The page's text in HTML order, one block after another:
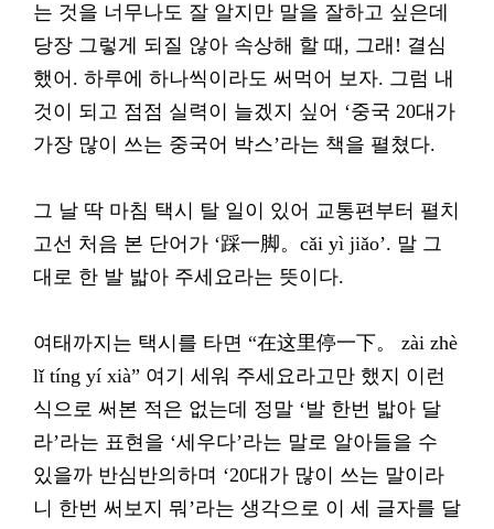
는 것을 너무나도 잘 알지만 말을 잘하고 싶은데
당장 그렇게 되질 않아 속상해 할 때, 그래! 결심
했어. 하루에 하나씩이라도 써먹어 보자. 그럼 내
것이 되고 점점 실력이 늘겠지 싶어 ‘중국 20대가
가장 많이 쓰는 중국어 박스’라는 책을 펼쳤다.
그 날 딱 마침 택시 탈 일이 있어 교통편부터 펼치
고선 처음 본 단어가 ‘踩一脚。cǎi yì jiǎo’. 말 그
대로 한 발 밟아 주세요라는 뜻이다.
여태까지는 택시를 타면 “在这里停一下。 zài zhè
lǐ tíng yí xià” 여기 세워 주세요라고만 했지 이런
식으로 써본 적은 없는데 정말 ‘발 한번 밟아 달
라’라는 표현을 ‘세우다’라는 말로 알아들을 수
있을까 반심반의하며 ‘20대가 많이 쓰는 말이라
니 한번 써보지 뭐’라는 생각으로 이 세 글자를 달